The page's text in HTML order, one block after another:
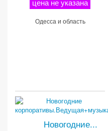
цена не указана
Одесса и область
Новогодние...